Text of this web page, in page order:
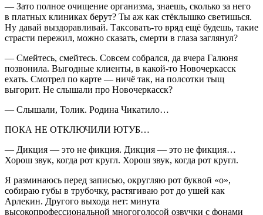
— Зато полное очищение организма, знаешь, сколько за него
в платных клиниках берут? Ты аж как стёклышко светишься.
Ну давай выздоравливай. Таксовать-то вряд ещё будешь, такие
страсти пережил, можно сказать, смерти в глаза заглянул?
— Смейтесь, смейтесь. Совсем собрался, да вчера Галюня
позвонила. Выгодные клиенты, в какой-то Новочеркасск
ехать. Смотрел по карте — ничё так, на полсотки тыщ
выгорит. Не слышали про Новочеркасск?
— Слышали, Толик. Родина Чикатило…
ПОКА НЕ ОТКЛЮЧИЛИ ЮТУБ…
— Дикция — это не фикция. Дикция — это не фикция…
Хорош звук, когда рот кругл. Хорош звук, когда рот кругл.
Я разминаюсь перед записью, округляю рот буквой «о»,
собираю губы в трубочку, растягиваю рот до ушей как
Арлекин. Другого выхода нет: минута
высокопрофессиональной многоголосой озвучки с фонами